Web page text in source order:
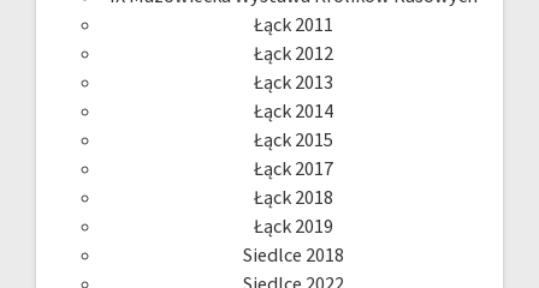
Łąck 2011
Łąck 2012
Łąck 2013
Łąck 2014
Łąck 2015
Łąck 2017
Łąck 2018
Łąck 2019
Siedlce 2018
Siedlce 2022